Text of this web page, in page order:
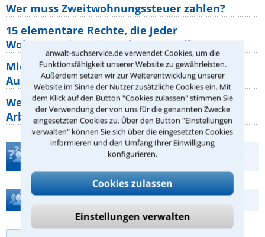
anwalt-suchservice.de verwendet Cookies, um die
Funktionsfähigkeit unserer Website zu gewährleisten.
Außerdem setzen wir zur Weiterentwicklung unserer
Website im Sinne der Nutzer zusätzliche Cookies ein. Mit
dem Klick auf den Button "Cookies zulassen" stimmen Sie
der Verwendung der von uns für die genannten Zwecke
eingesetzten Cookies zu. Über den Button "Einstellungen
verwalten" können Sie sich über die eingesetzten Cookies
informieren und den Umfang Ihrer Einwilligung
konfigurieren.
Cookies zulassen
Einstellungen verwalten
Wer muss Zweitwohnungssteuer zahlen?
15 elementare Rechte, die jeder
Wohnungseigentümer kennen sollte
Mietpreisbremse 2026: Alle Regeln,
Ausnahmen und Rechte für Mieter
Welche Regeln für Teilnahme, Urlaub,
Arbeitszeit gelten beim
Teste Dein Rechtswissen
Hilfe bei Ihrer Anwaltsuche?